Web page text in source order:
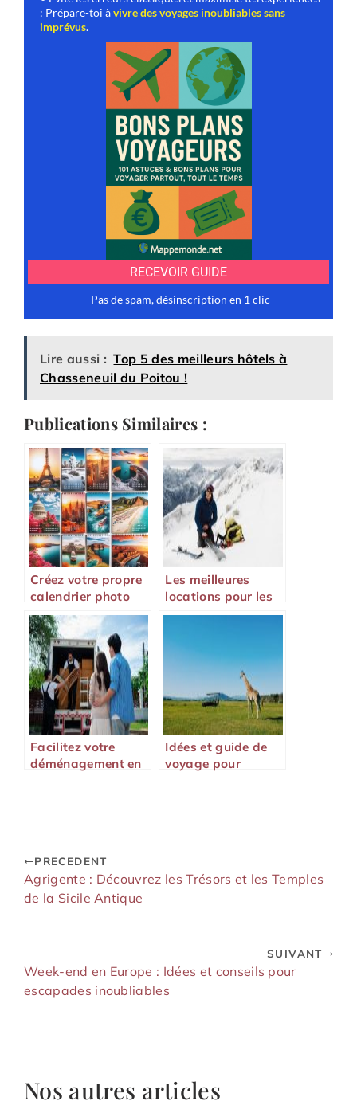
Lire aussi : Top 5 des meilleurs hôtels à
Chasseneuil du Poitou !
Publications Similaires :
Créez votre propre
calendrier photo
personnalisé pour
revivre vos
souvenirs toute
l’année
Les meilleures
locations pour les
amoureux du plein
Facilitez votre
déménagement en
Idées et guide de
voyage pour
PRECEDENT
Agrigente : Découvrez les Trésors et les Temples
de la Sicile Antique
SUIVANT
Week-end en Europe : Idées et conseils pour
escapades inoubliables
Nos autres articles